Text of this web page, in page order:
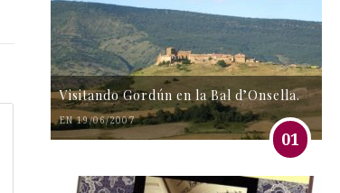
Visitando Gordún en la Bal d’Onsella.
EN 19/06/2007
01